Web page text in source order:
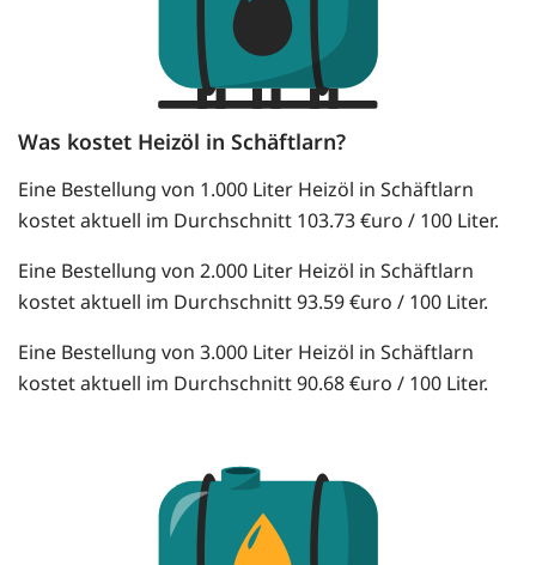
Was kostet Heizöl in Schäftlarn?
Eine Bestellung von 1.000 Liter Heizöl in Schäftlarn
kostet aktuell im Durchschnitt 103.73 €uro / 100 Liter.
Eine Bestellung von 2.000 Liter Heizöl in Schäftlarn
kostet aktuell im Durchschnitt 93.59 €uro / 100 Liter.
Eine Bestellung von 3.000 Liter Heizöl in Schäftlarn
kostet aktuell im Durchschnitt 90.68 €uro / 100 Liter.